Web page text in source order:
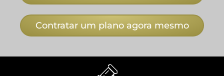
Contratar um plano agora mesmo